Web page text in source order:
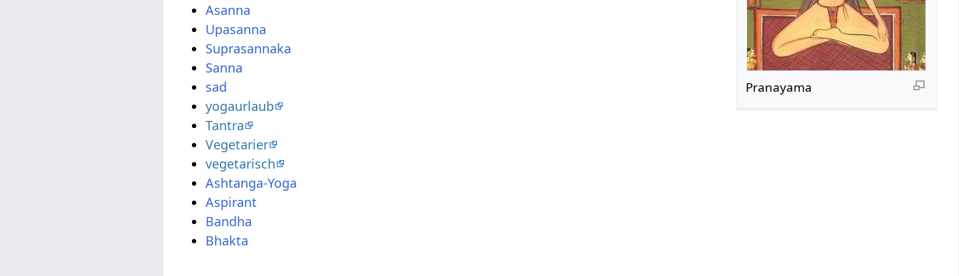
Pranayama
Asanna
Upasanna
Suprasannaka
Sanna
sad
yogaurlaub
Tantra
Vegetarier
vegetarisch
Ashtanga-Yoga
Aspirant
Bandha
Bhakta